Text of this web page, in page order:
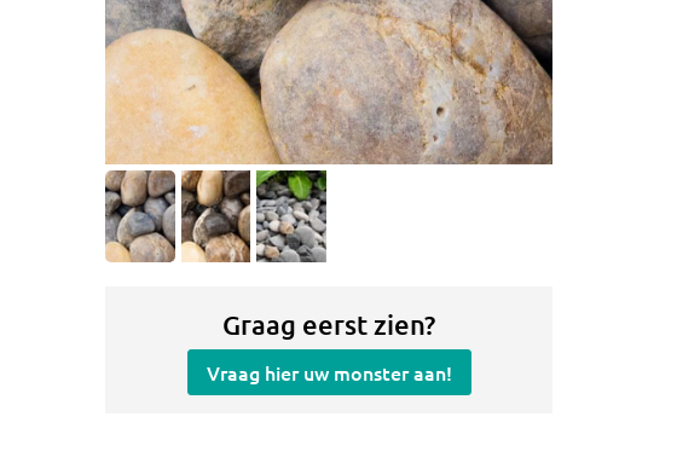
Graag eerst zien?
Vraag hier uw monster aan!